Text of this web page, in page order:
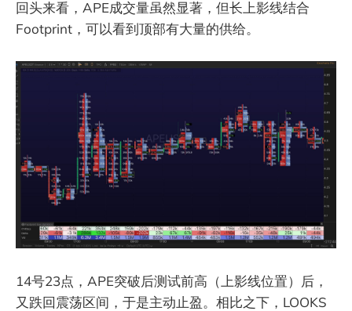
回头来看，APE成交量虽然显著，但长上影线结合
Footprint，可以看到顶部有大量的供给。
14号23点，APE突破后测试前高（上影线位置）后，
又跌回震荡区间，于是主动止盈。相比之下，LOOKS